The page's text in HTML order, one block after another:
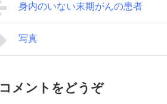
身内のいない末期がんの患者
写真
コメントをどうぞ